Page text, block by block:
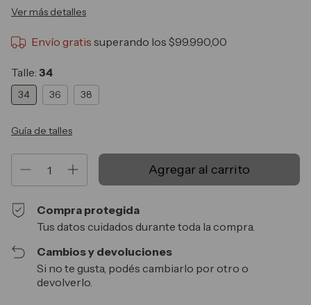
Ver más detalles
Envío gratis superando los$99.990,00
Talle: 34
34 36 38
Guía de talles
Compra protegida
Tus datos cuidados durante toda la compra.
Cambios y devoluciones
Si no te gusta, podés cambiarlo por otro o
devolverlo.